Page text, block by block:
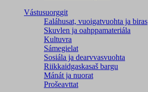
Vástusuorggit
Ealáhusat, vuoigatvuohta ja biras
Skuvlen ja oahppamateriála
Kultuvra
Sámegielat
Sosiála ja dearvvasvuohta
Riikkaidgaskasaš bargu
Mánát ja nuorat
Prošeavttat